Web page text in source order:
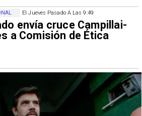
El Jueves Pasado A Las 9:49
envía cruce Campillai-
a Comisión de Ética